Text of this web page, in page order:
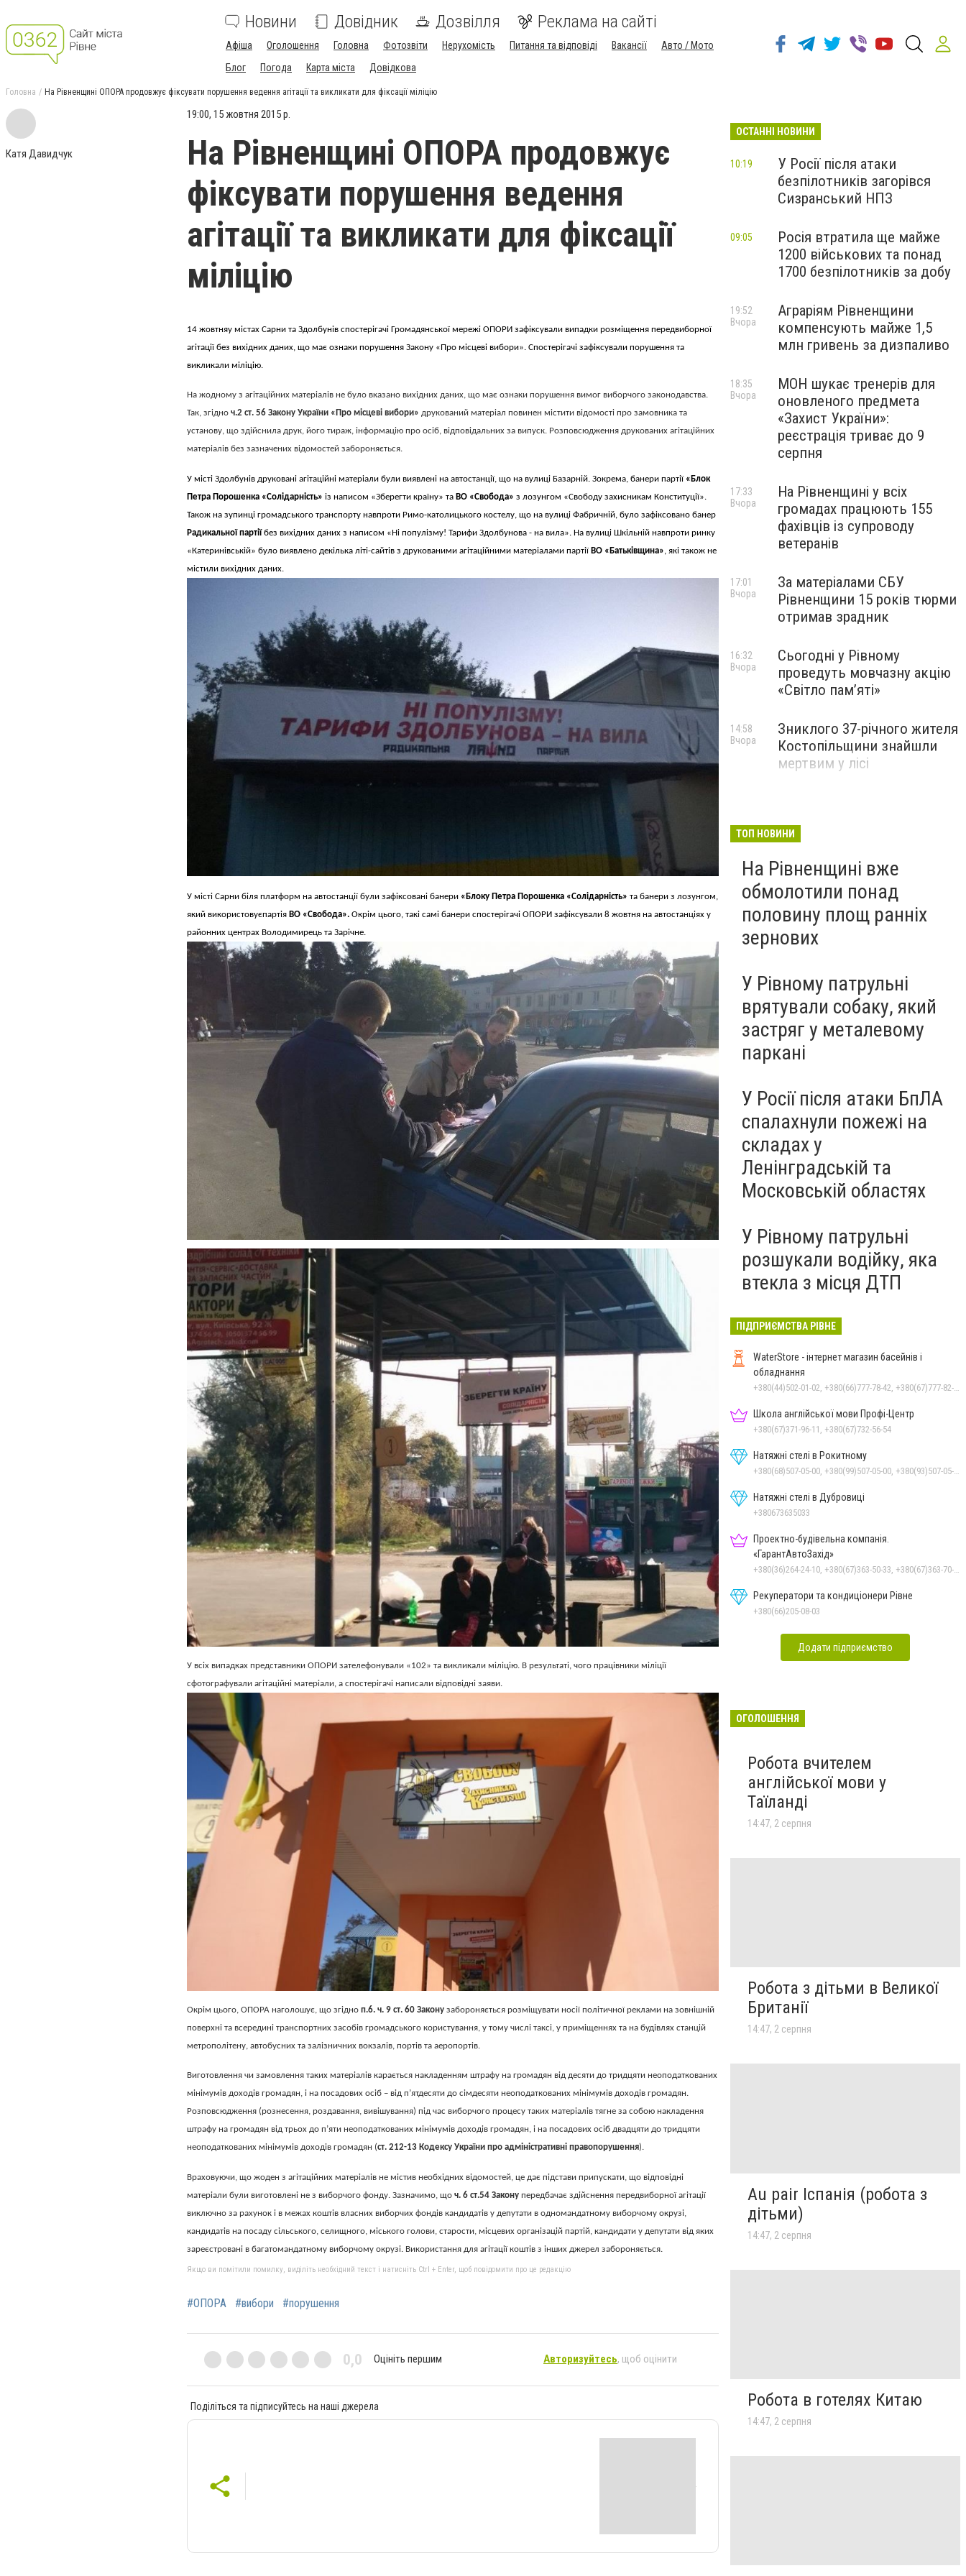
Новини Довідник Дозвілля Реклама на сайті
Афіша Оголошення Головна Фотозвіти Нерухомість Питання та відповіді Вакансії
Авто / Мото
Блог
Погода Карта міста Довідкова
Головна На Рівненщині ОПОРА продовжує фіксувати порушення ведення агітації та викликати для фіксації міліцію
Катя Давидчук
19:00, 15 жовтня 2015 р.
На Рівненщині ОПОРА продовжує
фіксувати порушення ведення
агітації та викликати для фіксації
міліцію
14 жовтняу містах Сарни та Здолбунів спостерігачі Громадянської мережі ОПОРИ зафіксували випадки розміщення передвиборної
агітації без вихідних даних, що має ознаки порушення Закону «Про місцеві вибори». Спостерігачі зафіксували порушення та
викликали міліцію.
На жодному з агітаційних матеріалів не було вказано вихідних даних, що має ознаки порушення вимог виборчого законодавства.
Так, згідно ч.2 ст. 56 Закону України «Про місцеві вибори» друкований матеріал повинен містити відомості про замовника та
установу, що здійснила друк, його тираж, інформацію про осіб, відповідальних за випуск. Розповсюдження друкованих агітаційних
матеріалів без зазначених відомостей забороняється.
У місті Здолбунів друковані агітаційні матеріали були виявлені на автостанції, що на вулиці Базарній. Зокрема, банери партії «Блок
Петра Порошенка «Солідарність» із написом «Зберегти країну» та ВО «Свобода» з лозунгом «Свободу захисникам Конституції».
Також на зупинці громадського транспорту навпроти Римо-католицького костелу, що на вулиці Фабричній, було зафіксовано банер
Радикальної партіїбез вихідних даних з написом «Ні популізму! Тарифи Здолбунова - на вила». На вулиці Шкільній навпроти ринку
«Катеринівській» було виявлено декілька літі-сайтів з друкованими агітаційними матеріалами партії ВО «Батьківщина», які також не
містили вихідних даних.
У місті Сарни біля платформ на автостанції були зафіксовані банери «Блоку Петра Порошенка «Солідарність» та банери з лозунгом,
який використовуєпартія ВО «Свобода». Окрім цього, такі самі банери спостерігачі ОПОРИ зафіксували 8 жовтня на автостанціях у
районних центрах Володимирець та Зарічне.
У всіх випадках представники ОПОРИ зателефонували «102» та викликали міліцію. В результаті, чого працівники міліції
сфотографували агітаційні матеріали, а спостерігачі написали відповідні заяви.
Окрім цього, ОПОРА наголошує, що згідно п.6. ч. 9 ст. 60 Закону забороняється розміщувати носії політичної реклами на зовнішній
поверхні та всередині транспортних засобів громадського користування, у тому числі таксі, у приміщеннях та на будівлях станцій
метрополітену, автобусних та залізничних вокзалів, портів та аеропортів.
Виготовлення чи замовлення таких матеріалів карається накладенням штрафу на громадян від десяти до тридцяти неоподаткованих
мінімумів доходів громадян, і на посадових осіб – від п’ятдесяти до сімдесяти неоподаткованих мінімумів доходів громадян.
Розповсюдження (рознесення, роздавання, вивішування) під час виборчого процесу таких матеріалів тягне за собою накладення
штрафу на громадян від трьох до п’яти неоподаткованих мінімумів доходів громадян, і на посадових осіб двадцяти до тридцяти
неоподаткованих мінімумів доходів громадян (ст. 212-13 Кодексу України про адміністративні правопорушення).
Враховуючи, що жоден з агітаційних матеріалів не містив необхідних відомостей, це дає підстави припускати, що відповідні
матеріали були виготовлені не з виборчого фонду. Зазначимо, що ч. 6 ст.54 Закону передбачає здійснення передвиборної агітації
виключно за рахунок і в межах коштів власних виборчих фондів кандидатів у депутати в одномандатному виборчому окрузі,
кандидатів на посаду сільського, селищного, міського голови, старости, місцевих організацій партій, кандидати у депутати від яких
зареєстровані в багатомандатному виборчому окрузі. Використання для агітації коштів з інших джерел забороняється.
Якщо ви помітили помилку, виділіть необхідний текст і натисніть Ctrl + Enter, щоб повідомити про це редакцію
#ОПОРА #вибори #порушення
0,0 Оцініть першим Авторизуйтесь, щоб оцінити
Поділіться та підписуйтесь на наші джерела
ОСТАННІ НОВИНИ
У Росії після атаки
безпілотників загорівся
Сизранський НПЗ
10:19
Росія втратила ще майже
1200 військових та понад
1700 безпілотників за добу
09:05
Аграріям Рівненщини
компенсують майже 1,5
млн гривень за дизпаливо
19:52
Вчора
МОН шукає тренерів для
оновленого предмета
«Захист України»:
реєстрація триває до 9
серпня
18:35
Вчора
На Рівненщині у всіх
громадах працюють 155
фахівців із супроводу
ветеранів
17:33
Вчора
За матеріалами СБУ
Рівненщини 15 років тюрми
отримав зрадник
17:01
Вчора
Сьогодні у Рівному
проведуть мовчазну акцію
«Світло пам’яті»
16:32
Вчора
Зниклого 37-річного жителя
Костопільщини знайшли
мертвим у лісі
14:58
Вчора
ТОП НОВИНИ
На Рівненщині вже
обмолотили понад
половину площ ранніх
зернових
У Рівному патрульні
врятували собаку, який
застряг у металевому
паркані
У Росії після атаки БпЛА
спалахнули пожежі на
складах у
Ленінградській та
Московській областях
У Рівному патрульні
розшукали водійку, яка
втекла з місця ДТП
ПІДПРИЄМСТВА РІВНЕ
WaterStore - інтернет магазин басейнів і
обладнання
+380(44)502-01-02, +380(66)777-78-42, +380(67)777-82-19, +380(67)890-80-80, +380(73)890-80-80, +380(44)502-01-03
Школа англійської мови Профі-Центр
+380(67)371-96-11, +380(67)732-56-54
Натяжні стелі в Рокитному
+380(68)507-05-00, +380(99)507-05-00, +380(93)507-05-00
Натяжні стелі в Дубровиці
+380673635033
Проектно-будівельна компанія.
«ГарантАвтоЗахід»
+380(36)264-24-10, +380(67)363-50-33, +380(67)363-70-50
Рекуператори та кондиціонери Рівне
+380(66)205-08-03
Додати підприємство
ОГОЛОШЕННЯ
Робота вчителем
англійської мови у
Таїланді
14:47, 2 серпня
Робота з дітьми в Великої
Британії
14:47, 2 серпня
Au pair Іспанія (робота з
дітьми)
14:47, 2 серпня
Робота в готелях Китаю
14:47, 2 серпня